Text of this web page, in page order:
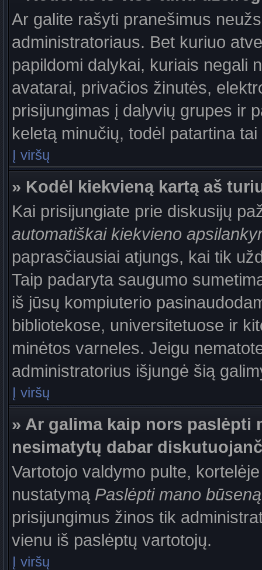
Ar galite rašyti pranešimus
administratoriaus. Bet kuriuo
papildomi dalykai, kuriais negali
avatarai, privačios žinutės,
prisijungimas į dalyvių grupes ir
keletą minučių, todėl patartina
Į viršų
» Kodėl kiekvieną kartą aš
Kai prisijungiate prie diskusijų
automatiškai kiekvieno
paprasčiausiai atjungs, kai tik
Taip padaryta saugumo
iš jūsų kompiuterio
bibliotekose, universitetuose ir
minėtos varneles. Jeigu
administratorius išjungė šią
Į viršų
» Ar galima kaip nors paslėpti
nesimatytų dabar
Vartotojo valdymo pulte,
nustatymą Paslėpti mano būseną
prisijungimus žinos tik
vienu iš paslėptų vartotojų.
Į viršų